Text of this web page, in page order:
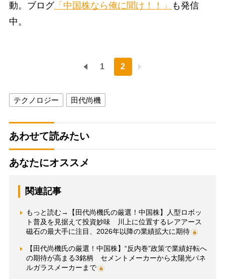
動。ブログ「中国株なら俺に聞け！！」
も発信
中。
1 2
テクノロジー 田代尚機
あわせて読みたい
あなたにオススメ
関連記事
もっと読む→【田代尚機氏の厳選！中国株】人型ロボッ
ト普及を見据えて投資妙味 川上に位置するレアアース
磁石の最大手に注目、2026年以降の業績拡大に期待
【田代尚機氏の厳選！中国株】“反内巻”政策で業績好転へ
の期待が高まる3銘柄 セメントメーカーから太陽光パネ
ルガラスメーカーまで